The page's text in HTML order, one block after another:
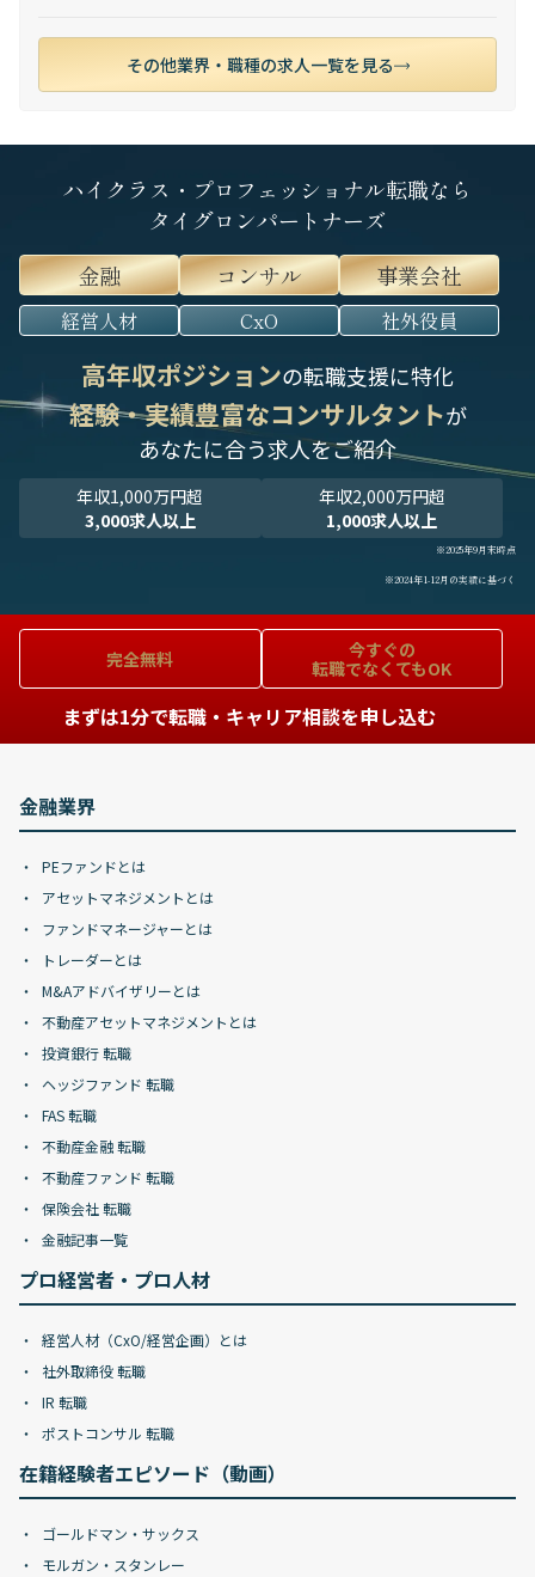
その他業界・職種の求人一覧を見る
ハイクラス・プロフェッショナル転職なら
タイグロンパートナーズ
金融
コンサル 事業会社
経営人材 CxO 社外役員
高年収ポジションの転職支援に特化
経験・実績豊富なコンサルタントが
あなたに合う求人をご紹介
年収1,000万円超
3,000求人以上
年収2,000万円超
1,000求人以上
※2025年9月末時点
※2024年1-12月の実績に基づく
完全無料
今すぐの
転職でなくてもOK
まずは1分で転職・キャリア相談を申し込む
金融業界
PEファンドとは
アセットマネジメントとは
ファンドマネージャーとは
トレーダーとは
M&Aアドバイザリーとは
不動産アセットマネジメントとは
投資銀行 転職
ヘッジファンド 転職
FAS 転職
不動産金融 転職
不動産ファンド 転職
保険会社 転職
金融記事一覧
プロ経営者・プロ人材
経営人材（CxO/経営企画）とは
社外取締役 転職
IR 転職
ポストコンサル 転職
在籍経験者エピソード（動画）
ゴールドマン・サックス
モルガン・スタンレー